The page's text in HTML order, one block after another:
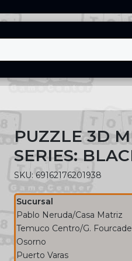
PUZZLE 3D
SERIES:
SKU: 69162176201938
Sucursal
Pablo Neruda/Casa Matriz
Temuco Centro/G. Fourcade
Osorno
Puerto Varas